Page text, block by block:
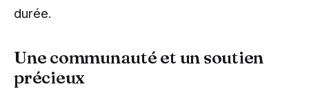
durée.
Une communauté et un soutien
précieux